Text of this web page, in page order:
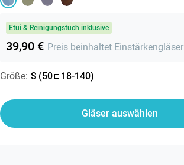
Etui & Reinigungstuch inklusive
39,90 € Preis beinhaltet Einstärkengläser
Größe: S (50 18-140)
Gläser auswählen